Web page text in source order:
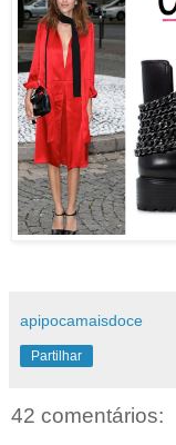
apipocamaisdoce
Partilhar
42 comentários: